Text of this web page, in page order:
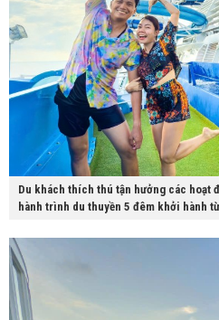
Du khách thích thú tận hưởng các hoạt
hành trình du thuyền 5 đêm khởi hành